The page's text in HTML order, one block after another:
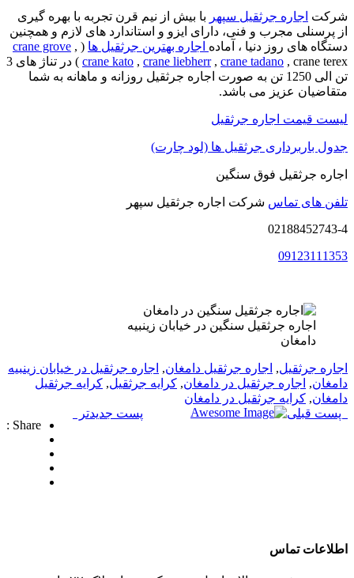
شرکت اجاره جرثقیل سپهر با بیش از نیم قرن تجربه با بهره گیری
از پرسنلی مجرب و فنی، دارای ایزو و استاندارد های لازم و همچنین
دستگاه های روز دنیا ، آماده اجاره بهترین جرثقیل ها (
crane grove ,
crane kato , crane liebherr, crane tadano
, crane terex ) در تناژ های 3
تن الی 1250 تن به صورت اجاره جرثقیل روزانه و ماهانه به شما
متقاضیان عزیز می باشد.
لیست قیمت اجاره جرثقیل
جدول باربرداری جرثقیل ها (لود چارت)
اجاره جرثقیل فوق سنگین
تلفن های تماس شرکت اجاره جرثقیل سپهر
02188452743-4
09123111353
اجاره جرثقیل سنگین در خیابان زینبیه
دامغان
اجاره جرثقیل, اجاره جرثقیل دامغان, اجاره جرثقیل در خیابان زینبیه
دامغان, اجاره جرثقیل در دامغان, کرایه جرثقیل, کرایه جرثقیل
دامغان, کرایه جرثقیل در دامغان
Share :
پست قبلی
پست جدیدتر
اطلاعات تماس